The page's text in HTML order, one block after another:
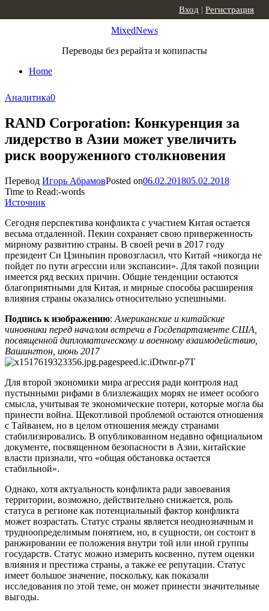
MixedNews
Переводы без рерайта и копипасты
Home
Вход | Регистрация
Аналитика0
RAND Corporation: Конкуренция за
лидерство в Азии может увеличить
риск вооруженного столкновения
Перевод Игорь АбрамовPosted on06.02.201805.02.2018
Time to Read:-words
Источник
Сегодня перспектива конфликта с участием Китая остается
весьма отдаленной. Пекин сохраняет свою приверженность
мирному развитию страны. В своей речи в 2017 году
президент Си Цзиньпин провозгласил, что Китай «никогда не
пойдет по пути агрессии или экспансии». Для такой позиции
имеется ряд веских причин. Общие тенденции остаются
благоприятными для Китая, и мирные способы расширения
влияния страны оказались относительно успешными.
Подпись к изображению: Американские и китайские
чиновники перед началом встречи в Госдепартаменте США,
посвященной дипломатическому и военному взаимодействию,
Вашингтон, июнь 2017
Для второй экономики мира агрессия ради контроля над
пустынными рифами в близлежащих морях не имеет особого
смысла, учитывая те экономические потери, которые могла бы
принести война. Щекотливой проблемой остаются отношения
с Тайванем, но в целом отношения между странами
стабилизировались. В опубликованном недавно официальном
документе, посвященном безопасности в Азии, китайские
власти признали, что «общая обстановка остается
стабильной».
Однако, хотя актуальность конфликта ради завоевания
территории, возможно, действительно снижается, роль
статуса в регионе как потенциальный фактор конфликта
может возрастать. Статус страны является неоднозначным и
трудноопределимым понятием, но, в сущности, он состоит в
ранжировании ее положения внутри той или иной группы
государств. Статус можно измерить косвенно, путем оценки
влияния и престижа страны, а также ее репутации. Статус
имеет большое значение, поскольку, как показали
исследования по этой теме, он может принести значительные
выгоды.